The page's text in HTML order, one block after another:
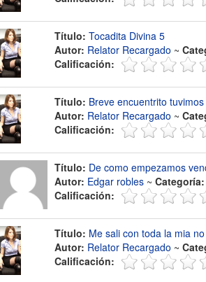
Título: Tocadita Divina 5
Autor: Relator Recargado ~
Calificación:
Título: Breve encuentrito
Autor: Relator Recargado ~
Calificación:
Título: De como empezamos
Autor: Edgar robles ~ Categoría:
Calificación:
Título: Me sali con toda la mia
Autor: Relator Recargado ~
Calificación: